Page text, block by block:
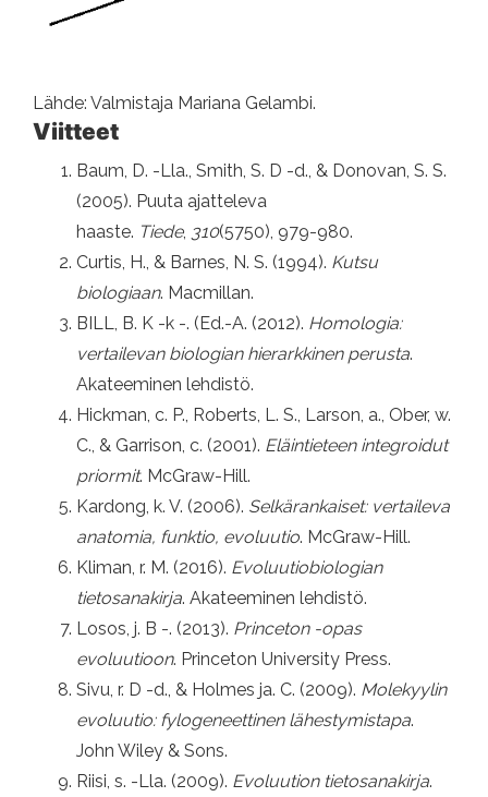
Lähde: Valmistaja Mariana Gelambi.
Viitteet
Baum, D. -Lla., Smith, S. D -d., & Donovan, S. S.
(2005). Puuta ajatteleva
haaste. Tiede, 310(5750), 979-980.
Curtis, H., & Barnes, N. S. (1994). Kutsu
biologiaan. Macmillan.
BILL, B. K -k -. (Ed.-A. (2012). Homologia:
vertailevan biologian hierarkkinen perusta.
Akateeminen lehdistö.
Hickman, c. P., Roberts, L. S., Larson, a., Ober, w.
C., & Garrison, c. (2001). Eläintieteen integroidut
priormit. McGraw-Hill.
Kardong, k. V. (2006). Selkärankaiset: vertaileva
anatomia, funktio, evoluutio. McGraw-Hill.
Kliman, r. M. (2016). Evoluutiobiologian
tietosanakirja. Akateeminen lehdistö.
Losos, j. B -. (2013). Princeton -opas
evoluutioon. Princeton University Press.
Sivu, r. D -d., & Holmes ja. C. (2009). Molekyylin
evoluutio: fylogeneettinen lähestymistapa.
John Wiley & Sons.
Riisi, s. -Lla. (2009). Evoluution tietosanakirja.